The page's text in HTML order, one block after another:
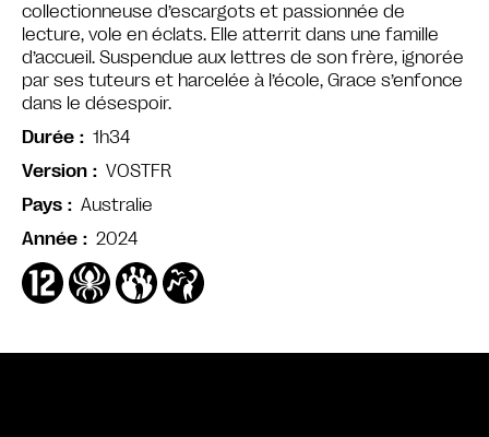
collectionneuse d’escargots et passionnée de
lecture, vole en éclats. Elle atterrit dans une famille
d’accueil. Suspendue aux lettres de son frère, ignorée
par ses tuteurs et harcelée à l’école, Grace s’enfonce
dans le désespoir.
Durée
1h34
Version
VOSTFR
Pays
Australie
Année
2024